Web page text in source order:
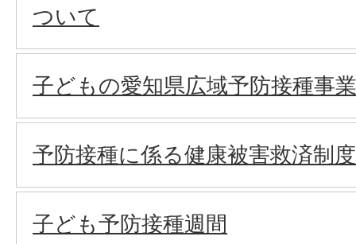
ついて
子どもの愛知県広域予防接種事
予防接種に係る健康被害救済制度
子ども予防接種週間